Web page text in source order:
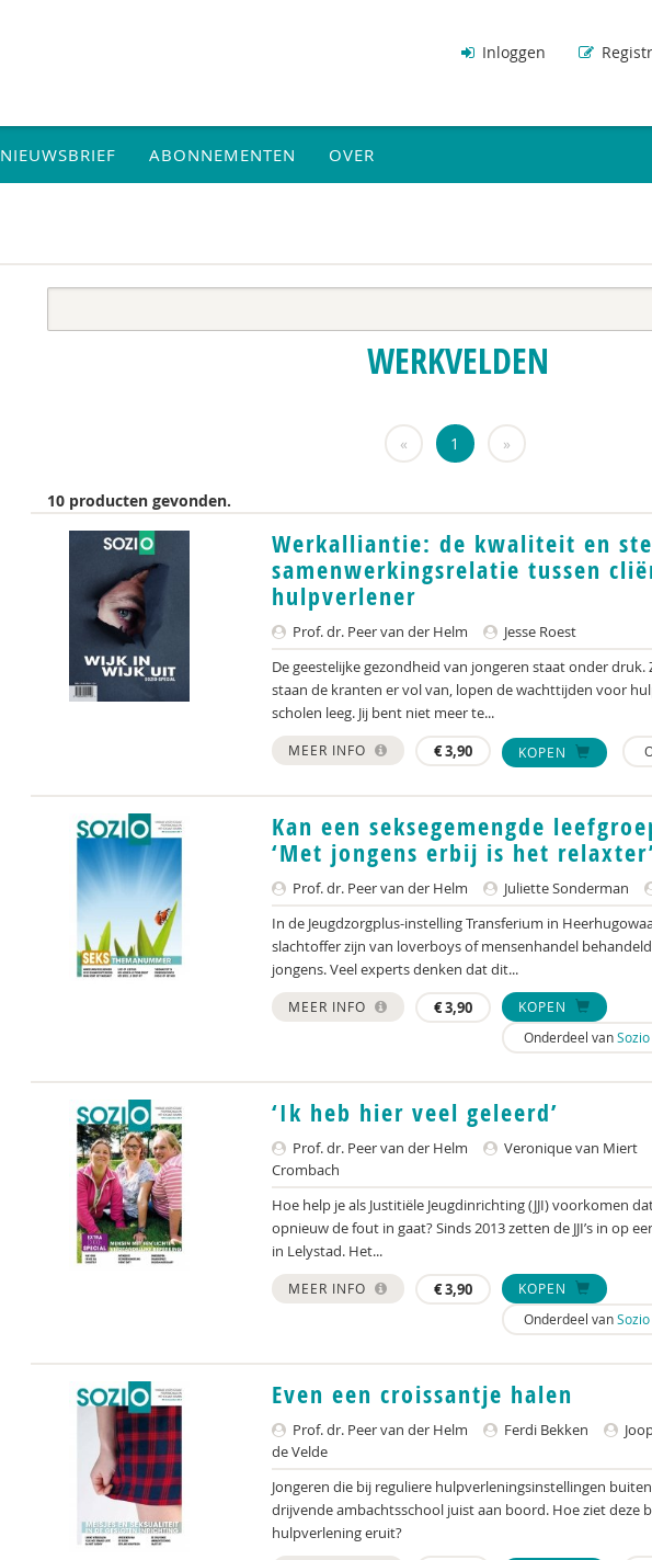
Inloggen
NIEUWSBRIEF ABONNEMENTEN OVER
WERKVELDEN
« 1 »
10 producten gevonden.
Werkalliantie: de kwaliteit en
samenwerkingsrelatie tussen
hulpverlener
Prof. dr. Peer van der Helm
Jesse Roest
De geestelijke gezondheid van jongeren staat onder druk.
staan de kranten er vol van, lopen de wachttijden voor
scholen leeg. Jij bent niet meer te...
MEER INFO €3,90 KOPEN
Kan een seksegemengde
‘Met jongens erbij is het
Prof. dr. Peer van der Helm Juliette Sonderman
In de Jeugdzorgplus-instelling Transferium in
slachtoffer zijn van loverboys of mensenhandel
jongens. Veel experts denken dat dit...
MEER INFO €3,90
KOPEN
Onderdeel van
‘Ik heb hier veel geleerd’
Prof. dr. Peer van der Helm Veronique van Miert
Crombach
Hoe help je als Justitiële Jeugdinrichting (JJI) voorkomen
opnieuw de fout in gaat? Sinds 2013 zetten de JJI’s in op
in Lelystad. Het...
MEER INFO €3,90
KOPEN
Onderdeel van
Even een croissantje halen
Prof. dr. Peer van der Helm Ferdi Bekken
de Velde
Jongeren die bij reguliere hulpverleningsinstellingen
drijvende ambachtsschool juist aan boord. Hoe ziet deze
hulpverlening eruit?